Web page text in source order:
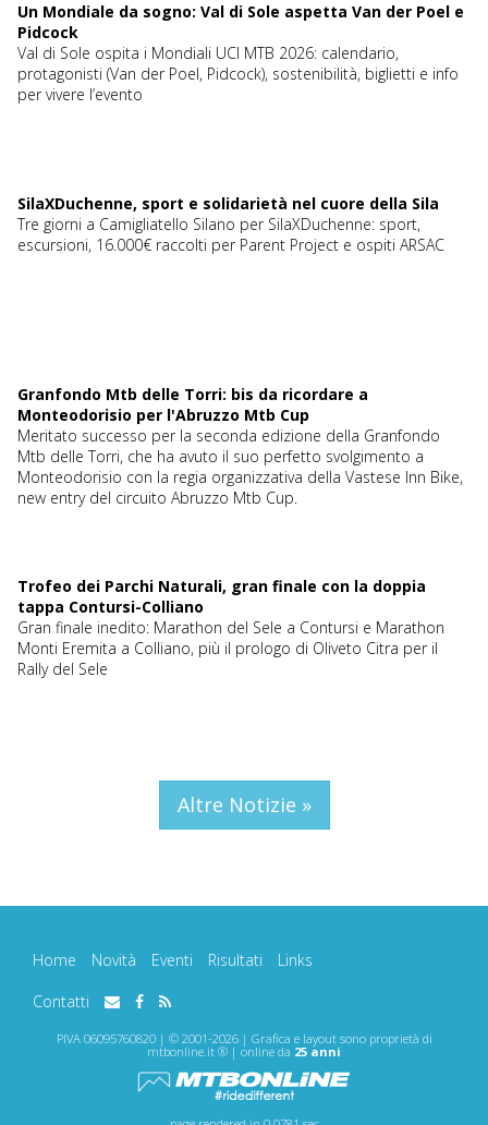
Un Mondiale da sogno: Val di Sole aspetta Van der Poel e
Pidcock
Val di Sole ospita i Mondiali UCI MTB 2026: calendario,
protagonisti (Van der Poel, Pidcock), sostenibilità, biglietti e info
per vivere l’evento
SilaXDuchenne, sport e solidarietà nel cuore della Sila
Tre giorni a Camigliatello Silano per SilaXDuchenne: sport,
escursioni, 16.000€ raccolti per Parent Project e ospiti ARSAC
Granfondo Mtb delle Torri: bis da ricordare a
Monteodorisio per l'Abruzzo Mtb Cup
Meritato successo per la seconda edizione della Granfondo
Mtb delle Torri, che ha avuto il suo perfetto svolgimento a
Monteodorisio con la regia organizzativa della Vastese Inn Bike,
new entry del circuito Abruzzo Mtb Cup.
Trofeo dei Parchi Naturali, gran finale con la doppia
tappa Contursi-Colliano
Gran finale inedito: Marathon del Sele a Contursi e Marathon
Monti Eremita a Colliano, più il prologo di Oliveto Citra per il
Rally del Sele
Altre Notizie »
Home Novità Eventi Risultati
Links
Contatti
PIVA 06095760820 | © 2001-2026 | Grafica e layout sono proprietà di
mtbonline.it ® | online da 25 anni